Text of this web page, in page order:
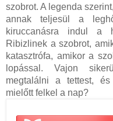
szobrot. A legenda
annak teljesül a
kiruccanásra indul a
Ribizlinek a szobrot,
katasztrófa, amikor a
lopással. Vajon
megtalálni a tettest,
mielőtt felkel a nap?